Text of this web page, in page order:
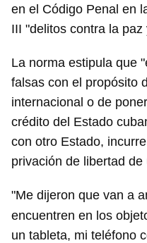
en el Código Penal en
III "delitos contra la
La norma estipula que
falsas con el propósito
internacional o de
crédito del Estado
con otro Estado,
privación de libertad
"Me dijeron que van a
encuentren en los
un tableta, mi teléfono